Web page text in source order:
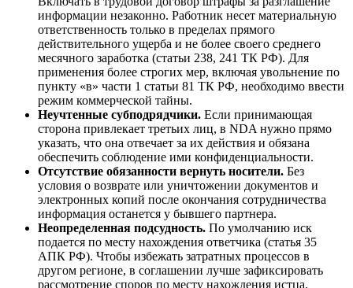
информации незаконно. Работник несет материальную
ответственность только в пределах прямого
действительного ущерба и не более своего среднего
месячного заработка (статьи 238, 241 ТК РФ). Для
применения более строгих мер, включая увольнение по
пункту «в» части 1 статьи 81 ТК РФ, необходимо ввести
режим коммерческой тайны.
Неучтенные субподрядчики. Если принимающая
сторона привлекает третьих лиц, в NDA нужно прямо
указать, что она отвечает за их действия и обязана
обеспечить соблюдение ими конфиденциальности.
Отсутствие обязанности вернуть носители. Без
условия о возврате или уничтожении документов и
электронных копий после окончания сотрудничества
информация останется у бывшего партнера.
Неопределенная подсудность. По умолчанию иск
подается по месту нахождения ответчика (статья 35
АПК РФ). Чтобы избежать затратных процессов в
другом регионе, в соглашении лучше зафиксировать
рассмотрение споров по месту нахождения истца.